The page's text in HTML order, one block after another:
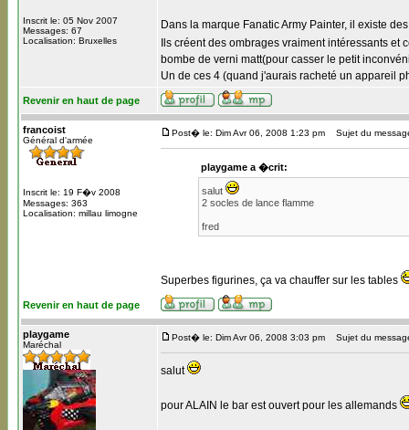
Inscrit le: 05 Nov 2007
Messages: 67
Localisation: Bruxelles
Dans la marque Fanatic Army Painter, il existe
Ils créent des ombrages vraiment intéressants
bombe de verni matt(pour casser le petit
Un de ces 4 (quand j'aurais racheté un appareil
Revenir en haut de page
francoist
Général d'armée
Inscrit le: 19 F�v 2008
Messages: 363
Localisation: millau limogne
Post� le: Dim Avr 06, 2008 1:23 pm Sujet du
playgame a �crit:
salut
2 socles de lance flamme
fred
Superbes figurines, ça va chauffer sur les tables
Revenir en haut de page
playgame
Maréchal
Post� le: Dim Avr 06, 2008 3:03 pm Sujet du
salut
pour ALAIN le bar est ouvert pour les allemands